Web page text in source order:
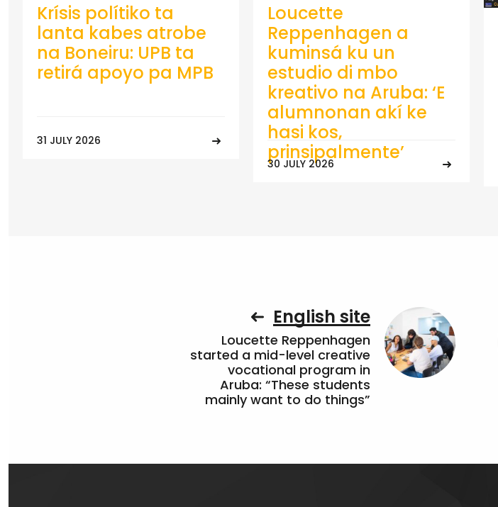
Krísis polítiko ta
lanta kabes atrobe
na Boneiru: UPB ta
retirá apoyo pa MPB
31 JULY 2026
Loucette
Reppenhagen a
kuminsá ku un
estudio di mbo
kreativo na Aruba: ‘E
alumnonan akí ke
hasi kos,
prinsipalmente’
30 JULY 2026
English site
Loucette Reppenhagen
started a mid-level creative
vocational program in
Aruba: “These students
mainly want to do things”